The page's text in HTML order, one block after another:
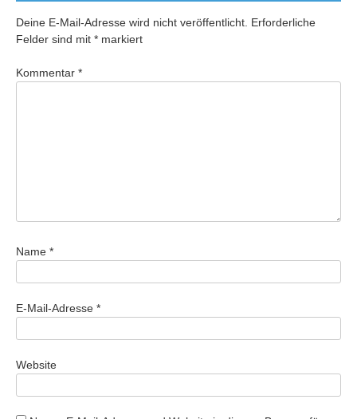
Deine E-Mail-Adresse wird nicht veröffentlicht. Erforderliche
Felder sind mit * markiert
Kommentar *
Name *
E-Mail-Adresse *
Website